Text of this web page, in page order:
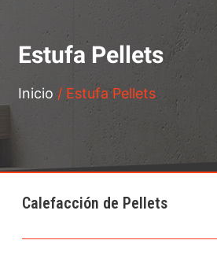
Estufa Pellets
Inicio / Estufa Pellets
Calefacción de Pellets